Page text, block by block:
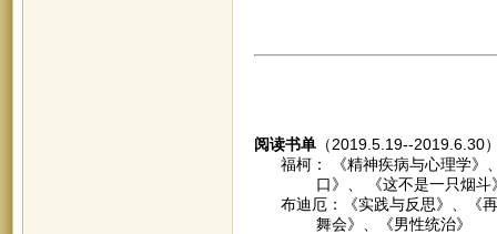
阅读书单（2019.5.19--2019.6.30
福柯： 《精神疾病与心理学》
口》、 《这不是一只烟斗》
布迪厄：《实践与反思》、《再
舞会》、《男性统治》